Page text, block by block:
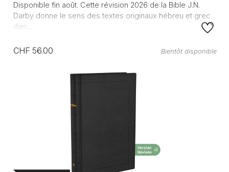
Disponible fin août. Cette révision 2026 de la Bible J.N.
Darby donne le sens des textes originaux hébreu et grec
dan...
CHF 56.00 Bientôt disponible